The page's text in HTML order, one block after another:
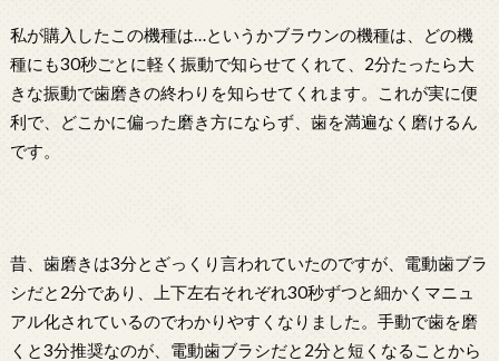
私が購入したこの機種は…というかブラウンの機種は、どの機
種にも30秒ごとに軽く振動で知らせてくれて、2分たったら大
きな振動で歯磨きの終わりを知らせてくれます。これが実に便
利で、どこかに偏った磨き方にならず、歯を満遍なく磨けるん
です。
昔、歯磨きは3分とざっくり言われていたのですが、電動歯ブラ
シだと2分であり、上下左右それぞれ30秒ずつと細かくマニュ
アル化されているのでわかりやすくなりました。手動で歯を磨
くと3分推奨なのが、電動歯ブラシだと2分と短くなることから